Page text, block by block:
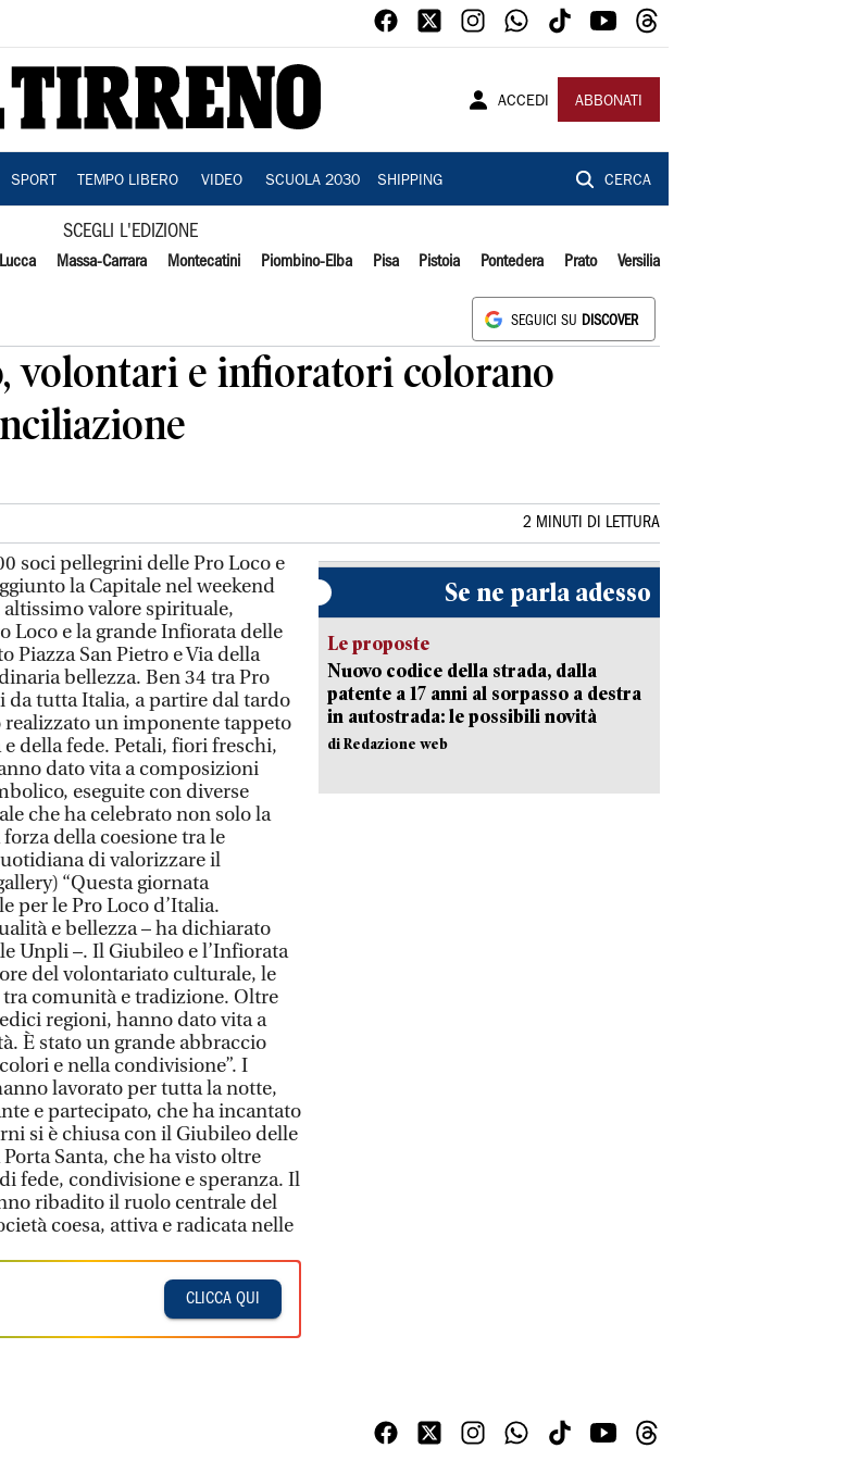
ACCEDI ABBONATI
SPORT TEMPO LIBERO VIDEO SCUOLA 2030 SHIPPING CERCA
SCEGLI L'EDIZIONE
Lucca Massa-Carrara Montecatini Piombino-Elba Pisa Pistoia Pontedera Prato Versilia
SEGUICI SU DISCOVER
volontari e infioratori colorano
2 MINUTI DI LETTURA
soci pellegrini delle Pro Loco e
la Capitale nel weekend
valore spirituale,
Loco e la grande Infiorata delle
Piazza San Pietro e Via della
bellezza. Ben 34 tra Pro
tutta Italia, a partire dal tardo
un imponente tappeto
della fede. Petali, fiori freschi,
dato vita a composizioni
eseguite con diverse
che ha celebrato non solo la
della coesione tra le
di valorizzare il
“Questa giornata
per le Pro Loco d’Italia.
e bellezza – ha dichiarato
Unpli –. Il Giubileo e l’Infiorata
del volontariato culturale, le
comunità e tradizione. Oltre
regioni, hanno dato vita a
È stato un grande abbraccio
e nella condivisione”. I
lavorato per tutta la notte,
e partecipato, che ha incantato
si è chiusa con il Giubileo delle
Santa, che ha visto oltre
fede, condivisione e speranza. Il
ribadito il ruolo centrale del
coesa, attiva e radicata nelle
CLICCA QUI
Se ne parla adesso
Le proposte
Nuovo codice della strada, dalla
patente a 17 anni al sorpasso a destra
in autostrada: le possibili novità
di Redazione web